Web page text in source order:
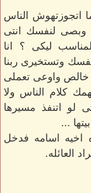
اتجوزتهوش الناس
وبصى لنفسك انتى
ليكى ؟ انا
وتستخيرى ربنا
خالص واوعى تعملى
كلام الناس ولا
لو اتنفذ مسيرها
...
اخيه اسامه فدخل
العائله.